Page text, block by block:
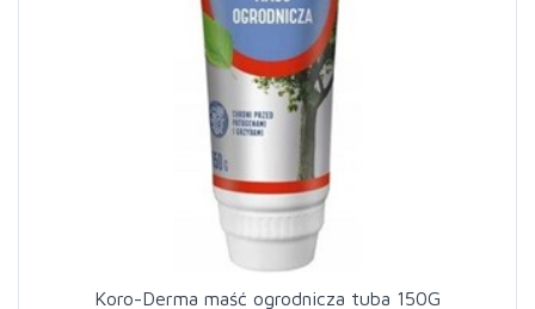
Koro-Derma maść ogrodnicza tuba 150G